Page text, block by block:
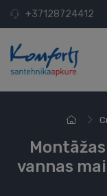
+37128724412
vannas